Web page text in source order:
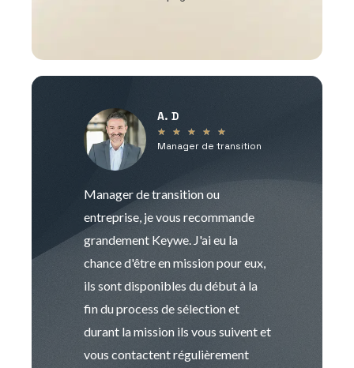
A. D
★ ★ ★ ★ ★
Manager de transition
Manager de transition ou
entreprise, je vous recommande
grandement Keywe. J'ai eu la
chance d'être en mission pour eux,
ils sont disponibles du début à la
fin du process de sélection et
durant la mission ils vous suivent et
vous contactent régulièrement